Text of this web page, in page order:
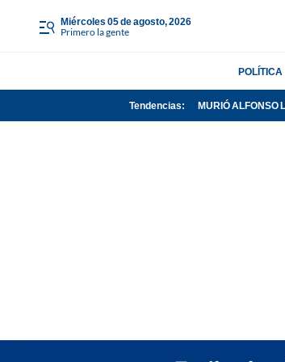
miércoles 05 de agosto, 2026
Primero la gente
POLÍTICA
Tendencias: MURIÓ ALFONSO